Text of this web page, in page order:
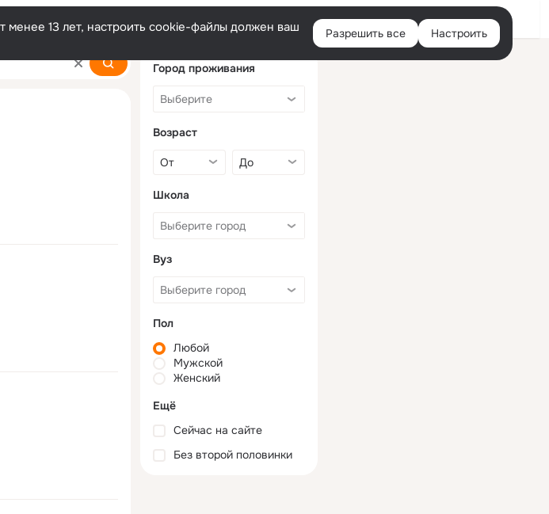
Войти
13 лет, настроить cookie-файлы должен ваш
Разрешить все Настроить
Город проживания
Возраст
Школа
Вуз
Пол
Любой
Мужской
Женский
Ещё
Сейчас на сайте
Без второй половинки